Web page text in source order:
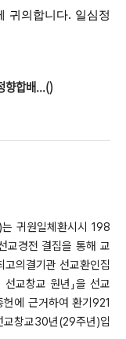
귀의합니다. 일심정
향합배...()
귀원일체환시시 198
경전 결집을 통해 교
의결기관 선교환인집
교창교 원년」을 선교
에 근거하여 환기921
창교30년(29주년)입